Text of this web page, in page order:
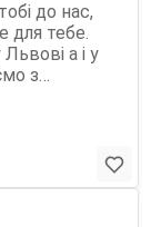
до нас,
для тебе.
а і у